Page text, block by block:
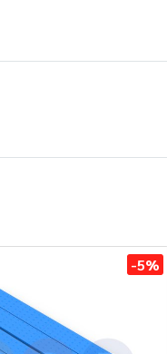
-5%